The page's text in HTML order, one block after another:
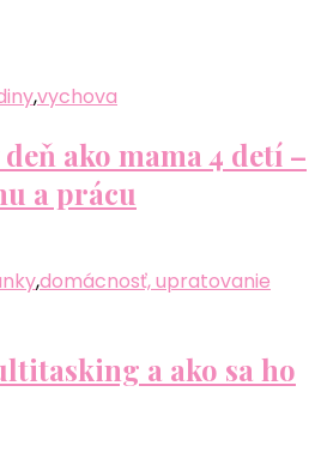
,vychova
ako mama 4 detí –
a prácu
,domácnosť, upratovanie
a ako sa ho